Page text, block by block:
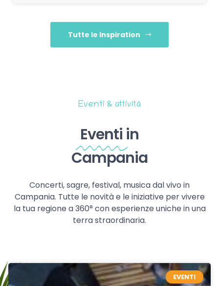
Tutte le Inspiration
Eventi & attività
Eventi in
Campania
Concerti, sagre, festival, musica dal vivo in
Campania. Tutte le novità e le iniziative per vivere
la tua regione a 360° con esperienze uniche in una
terra straordinaria.
EVENTI